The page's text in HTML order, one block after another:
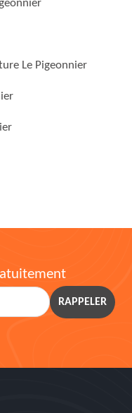
Le Pigeonnier